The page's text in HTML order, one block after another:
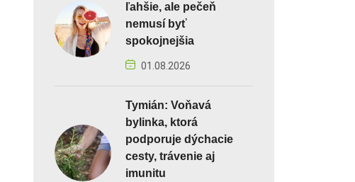
ľahšie, ale pečeň
nemusí byť
spokojnejšia
01.08.2026
Tymián: Voňavá
bylinka, ktorá
podporuje dýchacie
cesty, trávenie aj
imunitu